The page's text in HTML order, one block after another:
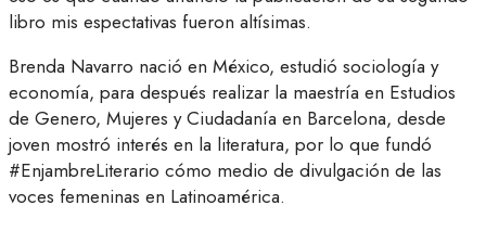
libro mis espectativas fueron altísimas.
Brenda Navarro nació en México, estudió sociología y
economía, para después realizar la maestría en Estudios
de Genero, Mujeres y Ciudadanía en Barcelona, desde
joven mostró interés en la literatura, por lo que fundó
#EnjambreLiterario cómo medio de divulgación de las
voces femeninas en Latinoamérica.